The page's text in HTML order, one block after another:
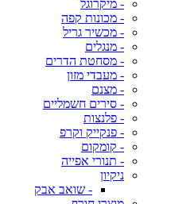
- מיקרוגל
- מכונות קפה
- מכשיר גריל
- מנגלים
- מסחטת הדרים
- מעבדי מזון
- מצנם
- סירים חשמליים
- פלנצות
- פנקייק וקרפ
- קומקום
- תנורי אפייה
ניקיון
- שואב אבק